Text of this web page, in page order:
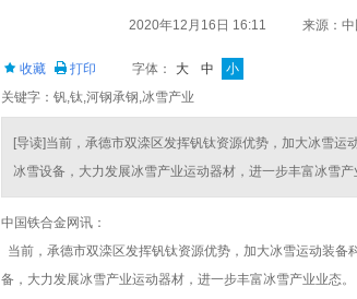
2020年12月16日 16:11 来源：
收藏 打印 字体： 大 中 小
关键字：钒,钛,河钢承钢,冰雪产业
[导读]当前，承德市双滦区发挥钒钛资源优势，加大冰雪
冰雪设备，大力发展冰雪产业运动器材，进一步丰富冰雪产
中国铁合金网讯：
当前，承德市双滦区发挥钒钛资源优势，加大冰雪运动装
备，大力发展冰雪产业运动器材，进一步丰富冰雪产业业态。